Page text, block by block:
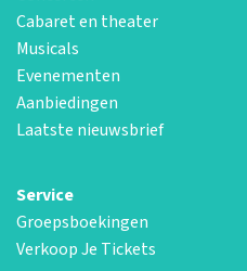
Cabaret en theater
Musicals
Evenementen
Aanbiedingen
Laatste nieuwsbrief
Service
Groepsboekingen
Verkoop Je Tickets